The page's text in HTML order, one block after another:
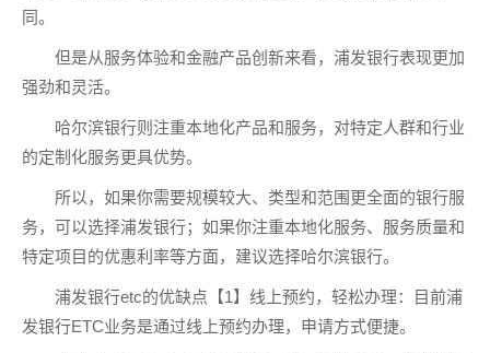
同。
但是从服务体验和金融产品创新来看，浦发银行表现更加
强劲和灵活。
哈尔滨银行则注重本地化产品和服务，对特定人群和行业
的定制化服务更具优势。
所以，如果你需要规模较大、类型和范围更全面的银行服
务，可以选择浦发银行；如果你注重本地化服务、服务质量和
特定项目的优惠利率等方面，建议选择哈尔滨银行。
浦发银行etc的优缺点【1】线上预约，轻松办理：目前浦
发银行ETC业务是通过线上预约办理，申请方式便捷。